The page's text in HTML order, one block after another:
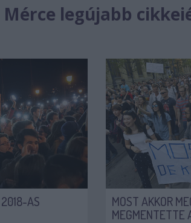
Mérce legújabb
AS
MOST AKKOR
MEGMENTETTE